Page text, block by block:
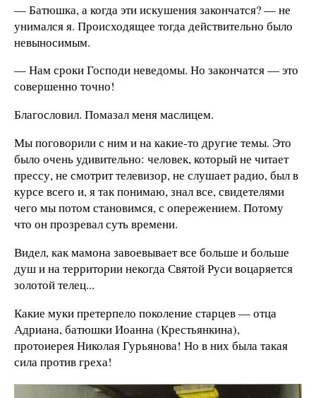
— Батюшка, а когда эти искушения закончатся? — не
унимался я. Происходящее тогда действительно было
невыносимым.
— Нам сроки Господи неведомы. Но закончатся — это
совершенно точно!
Благословил. Помазал меня маслицем.
Мы поговорили с ним и на какие-то другие темы. Это
было очень удивительно: человек, который не читает
прессу, не смотрит телевизор, не слушает радио, был в
курсе всего и, я так понимаю, знал все, свидетелями
чего мы потом становимся, с опережением. Потому
что он прозревал суть времени.
Видел, как мамона завоевывает все больше и больше
душ и на территории некогда Святой Руси воцаряется
золотой телец...
Какие муки претерпело поколение старцев — отца
Адриана, батюшки Иоанна (Крестьянкина),
протоиерея Николая Гурьянова! Но в них была такая
сила против греха!